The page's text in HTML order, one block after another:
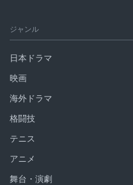
ジャンル
日本ドラマ
映画
海外ドラマ
格闘技
テニス
アニメ
舞台・演劇